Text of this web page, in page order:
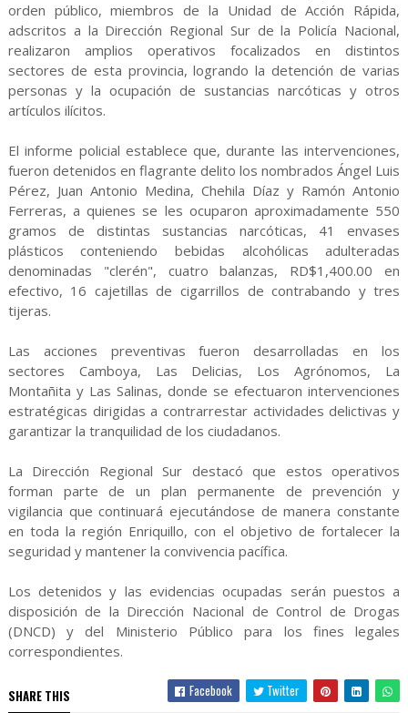
orden público, miembros de la Unidad de Acción Rápida,
adscritos a la Dirección Regional Sur de la Policía Nacional,
realizaron amplios operativos focalizados en distintos
sectores de esta provincia, logrando la detención de varias
personas y la ocupación de sustancias narcóticas y otros
artículos ilícitos.
El informe policial establece que, durante las intervenciones,
fueron detenidos en flagrante delito los nombrados Ángel Luis
Pérez, Juan Antonio Medina, Chehila Díaz y Ramón Antonio
Ferreras, a quienes se les ocuparon aproximadamente 550
gramos de distintas sustancias narcóticas, 41 envases
plásticos conteniendo bebidas alcohólicas adulteradas
denominadas "clerén", cuatro balanzas, RD$1,400.00 en
efectivo, 16 cajetillas de cigarrillos de contrabando y tres
tijeras.
Las acciones preventivas fueron desarrolladas en los
sectores Camboya, Las Delicias, Los Agrónomos, La
Montañita y Las Salinas, donde se efectuaron intervenciones
estratégicas dirigidas a contrarrestar actividades delictivas y
garantizar la tranquilidad de los ciudadanos.
La Dirección Regional Sur destacó que estos operativos
forman parte de un plan permanente de prevención y
vigilancia que continuará ejecutándose de manera constante
en toda la región Enriquillo, con el objetivo de fortalecer la
seguridad y mantener la convivencia pacífica.
Los detenidos y las evidencias ocupadas serán puestos a
disposición de la Dirección Nacional de Control de Drogas
(DNCD) y del Ministerio Público para los fines legales
correspondientes.
SHARE THIS Facebook Twitter